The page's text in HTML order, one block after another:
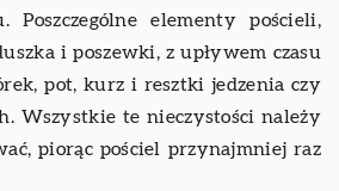
Poszczególne elementy pościeli,
i poszewki, z upływem czasu
pot, kurz i resztki jedzenia czy
Wszystkie te nieczystości należy
piorąc pościel przynajmniej raz